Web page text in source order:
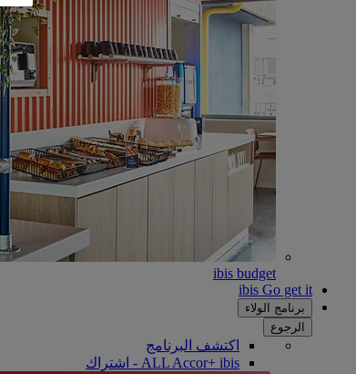
ibis budget
ibis Go get it
برنامج الولاء
الرجوع
اكتشف البرنامج
ALL Accor+ ibis - اشتراك